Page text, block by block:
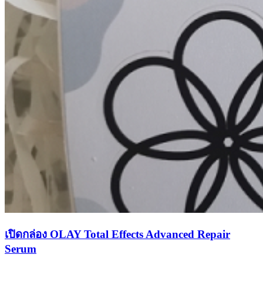
เปิดกล่อง OLAY Total Effects Advanced Repair
Serum